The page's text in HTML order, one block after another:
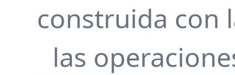
construida con
las